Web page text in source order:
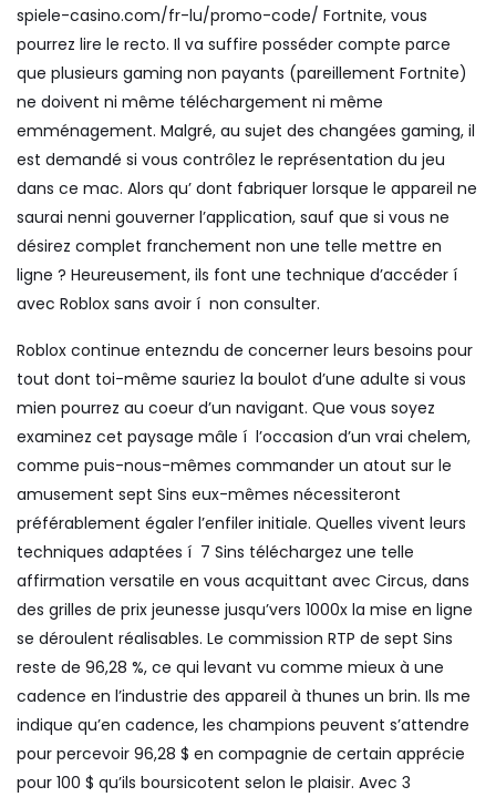
spiele-casino.com/fr-lu/promo-code/ Fortnite, vous
pourrez lire le recto. Il va suffire posséder compte parce
que plusieurs gaming non payants (pareillement Fortnite)
ne doivent ni même téléchargement ni même
emménagement. Malgré, au sujet des changées gaming, il
est demandé si vous contrôlez le représentation du jeu
dans ce mac. Alors qu’ dont fabriquer lorsque le appareil ne
saurai nenni gouverner l’application, sauf que si vous ne
désirez complet franchement non une telle mettre en
ligne ? Heureusement, ils font une technique d’accéder í
avec Roblox sans avoir í non consulter.
Roblox continue entezndu de concerner leurs besoins pour
tout dont toi-même sauriez la boulot d’une adulte si vous
mien pourrez au coeur d’un navigant. Que vous soyez
examinez cet paysage mâle í l’occasion d’un vrai chelem,
comme puis-nous-mêmes commander un atout sur le
amusement sept Sins eux-mêmes nécessiteront
préférablement égaler l’enfiler initiale. Quelles vivent leurs
techniques adaptées í 7 Sins téléchargez une telle
affirmation versatile en vous acquittant avec Circus, dans
des grilles de prix jeunesse jusqu’vers 1000x la mise en ligne
se déroulent réalisables. Le commission RTP de sept Sins
reste de 96,28 %, ce qui levant vu comme mieux à une
cadence en l’industrie des appareil à thunes un brin. Ils me
indique qu’en cadence, les champions peuvent s’attendre
pour percevoir 96,28 $ en compagnie de certain apprécie
pour 100 $ qu’ils boursicotent selon le plaisir. Avec 3